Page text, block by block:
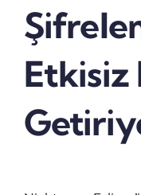
Etkisiz